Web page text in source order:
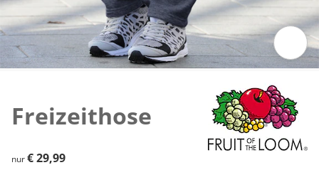
Freizeithose
€ 29,99
nur€ 29,99